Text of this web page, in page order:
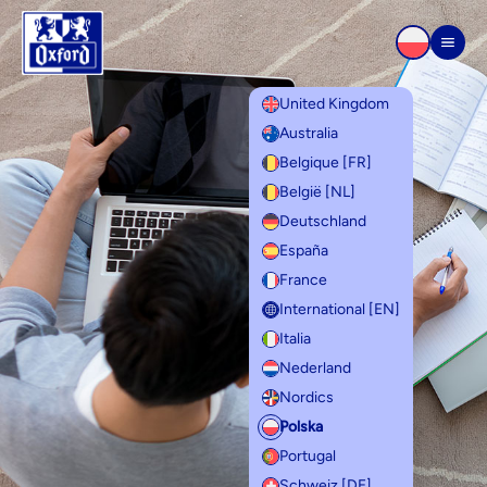
Przejdź do treści
United Kingdom
Australia
Belgique [FR]
België [NL]
Deutschland
España
France
International [EN]
Italia
Nederland
Nordics
Polska
Portugal